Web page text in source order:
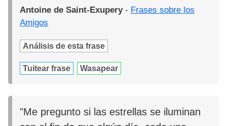
Antoine de Saint-Exupery- Frases sobre los
Amigos
Análisis de esta frase
Tuitear frase Wasapear
"Me pregunto si las estrellas se iluminan